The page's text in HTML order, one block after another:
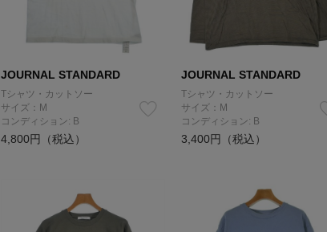
JOURNAL STANDARD
Tシャツ・カットソー
サイズ：M
コンディション: B
4,800円（税込）
JOURNAL STANDARD
Tシャツ・カットソー
サイズ：M
コンディション: B
3,400円（税込）